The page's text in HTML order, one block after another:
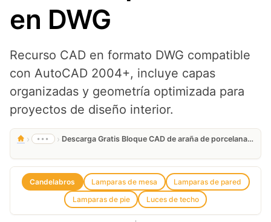
en DWG
Recurso CAD en formato DWG compatible
con AutoCAD 2004+, incluye capas
organizadas y geometría optimizada para
proyectos de diseño interior.
› ••• › Descarga Gratis Bloque CAD de araña de porcelana en DWG
Candelabros Lamparas de mesa
Lamparas de pared
Lamparas de pie
Luces de techo